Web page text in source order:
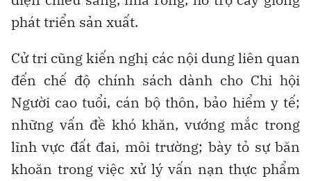
phát triển sản xuất.
Cử tri cũng kiến nghị các nội dung liên quan
đến chế độ chính sách dành cho Chi hội
Người cao tuổi, cán bộ thôn, bảo hiểm y tế;
những vấn đề khó khăn, vướng mắc trong
lĩnh vực đất đai, môi trường; bày tỏ sự băn
khoăn trong việc xử lý vấn nạn thực phẩm